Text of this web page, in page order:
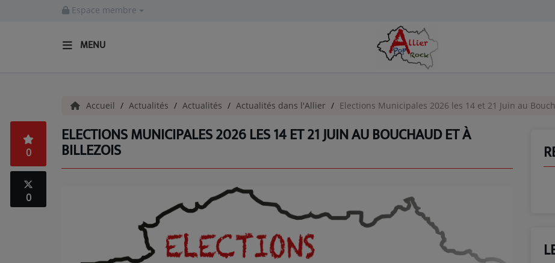
Espace membre
MENU
INFOS - ALLIER
AGENDA CULTUREL - ALLIER
INFOS POP ROCK
Accueil Actualités Actualités Actualités dans l'Allier Elections Municipales 2026 les 14 et 21 Juin au
ELECTIONS MUNICIPALES 2026 LES 14 ET 21 JUIN AU BOUCHAUD ET À
BILLEZOIS
0
0